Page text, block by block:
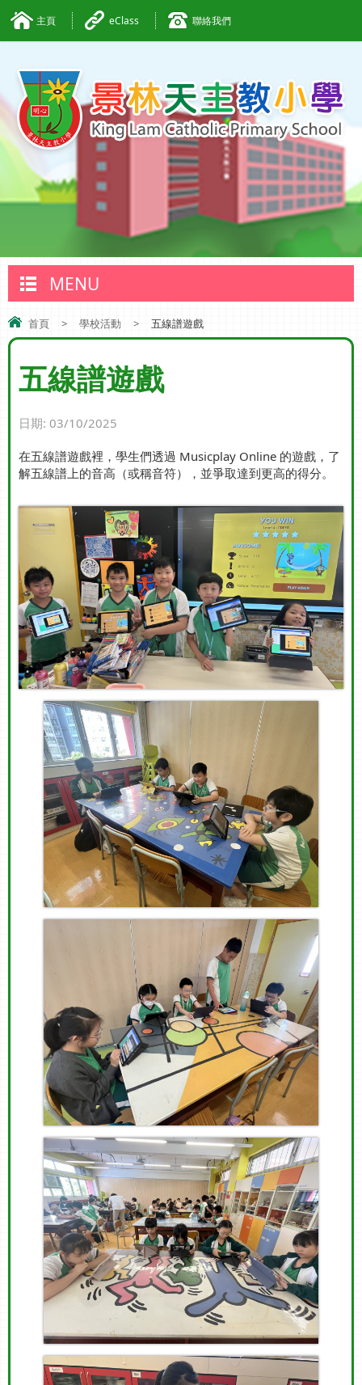
主頁 eClass 聯絡我們
MENU
首頁 > 學校活動 > 五線譜遊戲
五線譜遊戲
日期: 03/10/2025
在五線譜遊戲裡，學生們透過 Musicplay Online 的遊戲，了
解五線譜上的音高（或稱音符），並爭取達到更高的得分。